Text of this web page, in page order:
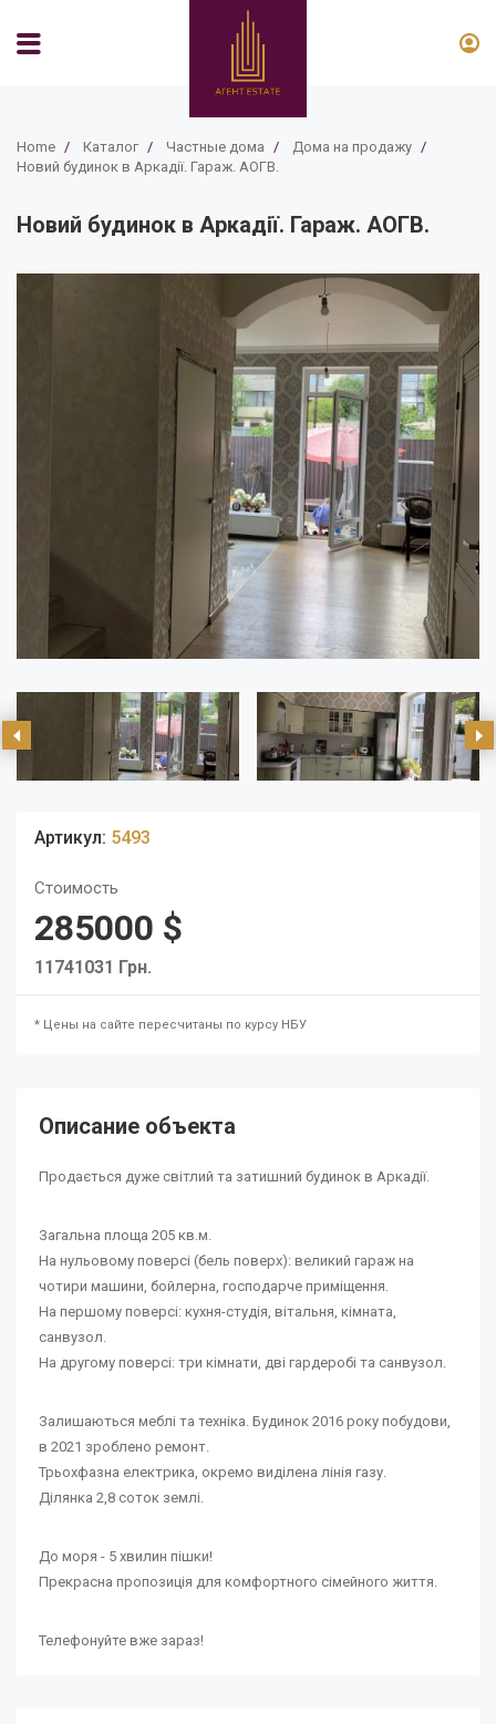
Home / Каталог / Частные дома / Дома на продажу /
Новий будинок в Аркадії. Гараж. АОГВ.
Новий будинок в Аркадії. Гараж. АОГВ.
Артикул: 5493
Стоимость
285000 $
11741031 Грн.
* Цены на сайте пересчитаны по курсу НБУ
Описание объекта
Продається дуже світлий та затишний будинок в Аркадії.
Загальна площа 205 кв.м.
На нульовому поверсі (бель поверх): великий гараж на
чотири машини, бойлерна, господарче приміщення.
На першому поверсі: кухня-студія, вітальня, кімната,
санвузол.
На другому поверсі: три кімнати, дві гардеробі та санвузол.
Залишаються меблі та техніка. Будинок 2016 року побудови,
в 2021 зроблено ремонт.
Трьохфазна електрика, окремо виділена лінія газу.
Ділянка 2,8 соток землі.
До моря - 5 хвилин пішки!
Прекрасна пропозиція для комфортного сімейного життя.
Телефонуйте вже зараз!